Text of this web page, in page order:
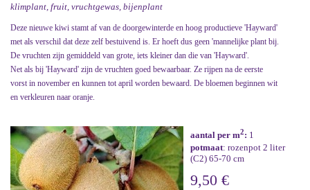
klimplant, fruit, vruchtgewas, bijenplant
Deze nieuwe kiwi stamt af van de doorgewinterde en hoog productieve 'Hayward'
met als verschil dat deze zelf bestuivend is. Er hoeft dus geen 'mannelijke plant bij.
De vruchten zijn gemiddeld van grote, iets kleiner dan die van 'Hayward'.
Net als bij 'Hayward' zijn de vruchten goed bewaarbaar. Ze rijpen na de eerste
vorst in november en kunnen tot april worden bewaard. De bloemen beginnen wit
en verkleuren naar oranje.
aantal per m2: 1
potmaat: rozenpot 2 liter
(C2) 65-70 cm
9,50 €